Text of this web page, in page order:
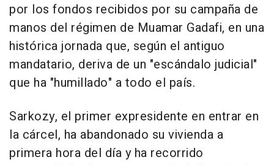
por los fondos recibidos por su campaña de
manos del régimen de Muamar Gadafi, en una
histórica jornada que, según el antiguo
mandatario, deriva de un "escándalo judicial"
que ha "humillado" a todo el país.
Sarkozy, el primer expresidente en entrar en
la cárcel, ha abandonado su vivienda a
primera hora del día y ha recorrido